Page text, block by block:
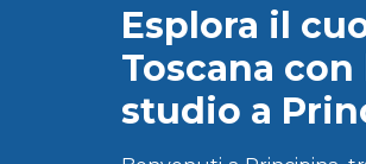
Esplora il
Toscana
studio a